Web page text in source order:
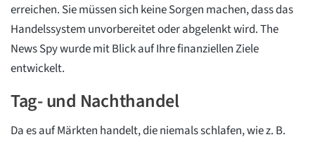
erreichen. Sie müssen sich keine Sorgen machen, dass das
Handelssystem unvorbereitet oder abgelenkt wird. The
News Spy wurde mit Blick auf Ihre finanziellen Ziele
entwickelt.
Tag- und Nachthandel
Da es auf Märkten handelt, die niemals schlafen, wie z. B.